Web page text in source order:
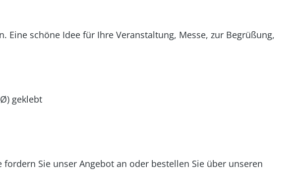
schöne Idee für Ihre Veranstaltung, Messe, zur Begrüßung,
geklebt
Sie unser Angebot an oder bestellen Sie über unseren